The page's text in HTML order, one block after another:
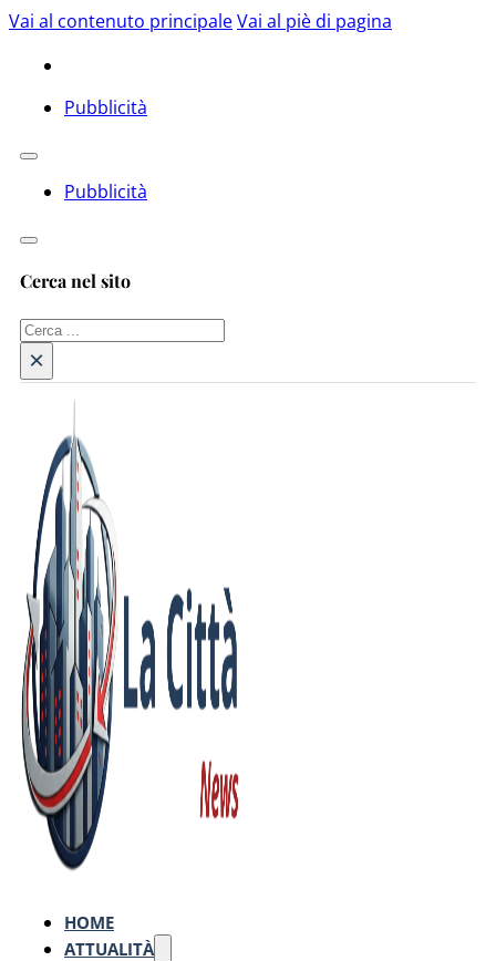
Vai al contenuto principaleVai al piè di pagina
Pubblicità
Pubblicità
Cerca nel sito
Cerca
×
HOME
ATTUALITÀ